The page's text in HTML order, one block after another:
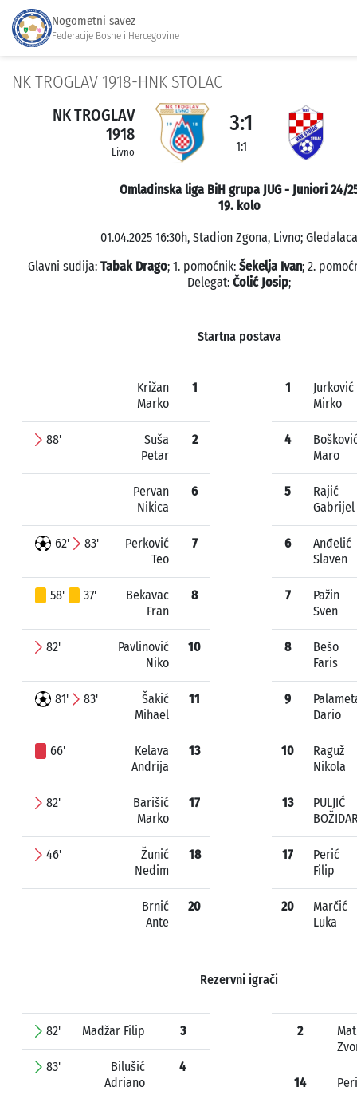
Nogometni savez
Federacije Bosne i Hercegovine
NK TROGLAV 1918-HNK STOLAC
NK TROGLAV
1918
Livno
3:1
1:1
Omladinska liga BiH grupa JUG - Juniori 24/
19. kolo
01.04.2025 16:30h, Stadion Zgona, Livno;
Glavni sudija: Tabak Drago; 1. pomoćnik: Šekelja Ivan; 2.
Delegat: Čolić Josip;
Startna postava
Križan
Marko
1
88'
Suša
Petar
2
Pervan
Nikica
6
62' 83'
Perković
Teo
7
58' 37'
Bekavac
Fran
8
82'
Pavlinović
Niko
10
81' 83'
Šakić
Mihael
11
66'
Kelava
Andrija
13
82'
Barišić
Marko
17
46'
Žunić
Nedim
18
Brnić
Ante
20
1
Jurković
Mirko
4
Maro
5
Rajić
Gabrijel
6
Anđelić
Slaven
7
Pažin
Sven
8
Bešo
Faris
9
Dario
10
Raguž
Nikola
13
PULJIĆ
17
Perić
Filip
20
Marčić
Luka
Rezervni igrači
82' Madžar Filip 3
83'
Bilušić
Adriano
4
2
14